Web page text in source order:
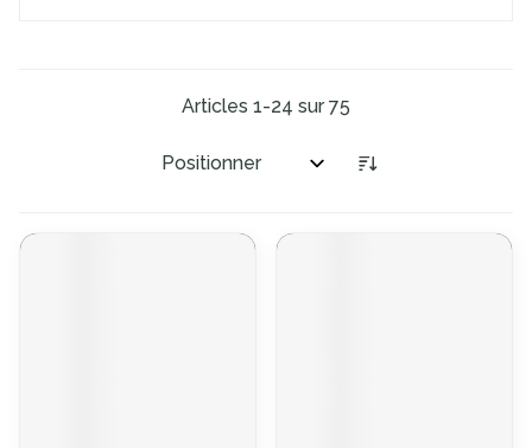
Articles 1-24 sur75
Trier par: